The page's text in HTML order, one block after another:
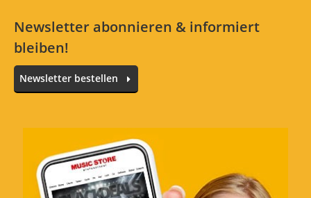
Newsletter abonnieren & informiert
bleiben!
Newsletter bestellen